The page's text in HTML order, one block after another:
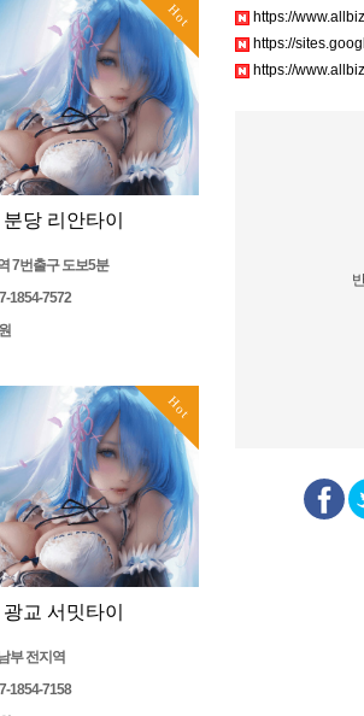
Hot
분당 리안타이
7번출구 도보5분
1854-7572
Hot
광교 서밋타이
부 전지역
1854-7158
https://www.allbiz.com/business/
https://sites.google.com/view/aura-antivirus-
https://www.allbiz.com/business/mcafee-